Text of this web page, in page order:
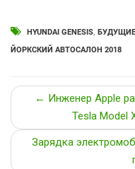
HYUNDAI GENESIS,
ЙОРКСКИЙ АВТОСАЛОН 2018
← Инженер Apple
Tesla Model
Зарядка